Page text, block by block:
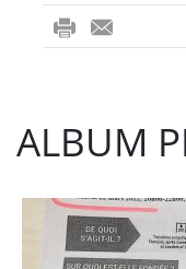
ri
-
ALBUM